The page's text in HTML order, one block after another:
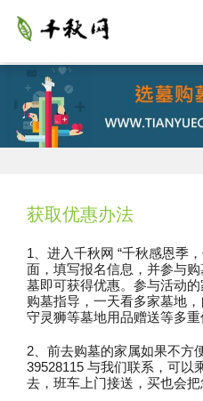
获取优惠办法
1、进入千秋网 “千秋感恩季
面，填写报名信息，并参与
墓即可获得优惠。参与活动
购墓指导，一天看多家墓地
守灵狮等墓地用品赠送等多重
2、前去购墓的家属如果不方
39528115 与我们联系，可以
去，班车上门接送，买也会把